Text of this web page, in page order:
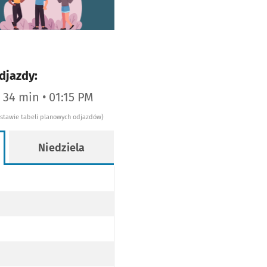
min • 01:15 PM
tabeli planowych odjazdów)
Niedziela